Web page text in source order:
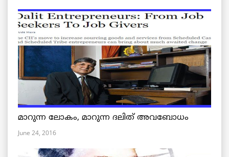
മാറുന്ന ലോകം, മാറുന്ന ദലിത് അവബോധം
June 24, 2016